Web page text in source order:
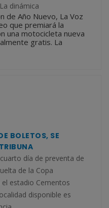
dinámica
de Año Nuevo, La Voz
que premiará la
una motocicleta nueva
gratis. La
BOLETOS, SE
día de preventa de
de la Copa
estadio Cementos
disponible es